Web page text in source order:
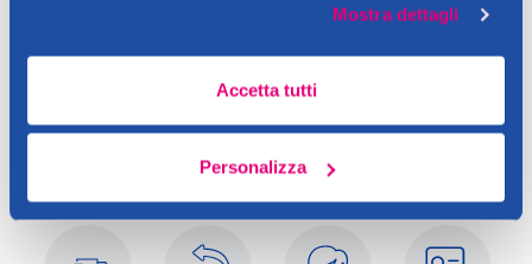
Mostra dettagli
Accetta tutti
Personalizza
Balsamo ristrutturante per capelli sfibrati, trattati e secchi